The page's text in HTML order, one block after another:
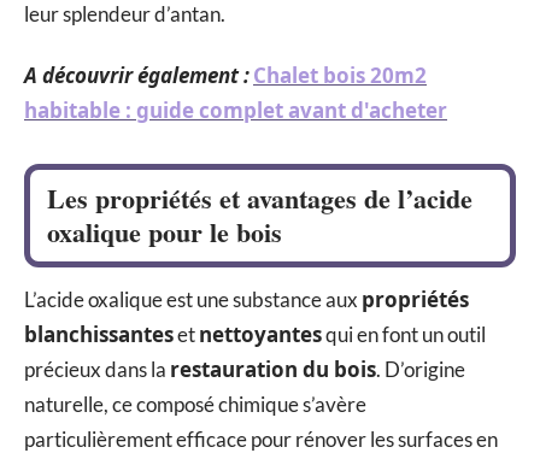
leur splendeur d’antan.
A découvrir également :Chalet bois 20m2
habitable : guide complet avant d'acheter
Les propriétés et avantages de l’acide
oxalique pour le bois
L’acide oxalique est une substance aux propriétés
blanchissantesetnettoyantesqui en font un outil
précieux dans la restauration du bois. D’origine
naturelle, ce composé chimique s’avère
particulièrement efficace pour rénover les surfaces en